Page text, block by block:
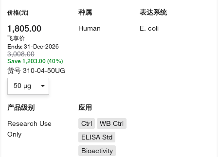
种属
Human
表达系统
E. coli
产品级别
Research Use
Only
应用
Ctrl
WB Ctrl
ELISA Std
Bioactivity
价格(元)
1,805.00
飞享价
Ends: 31-Dec-2026
3,008.00
Save 1,203.00 (40%)
货号 310-04-50UG
50 µg